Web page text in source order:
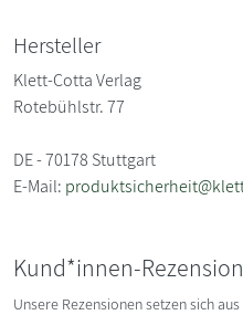
Hersteller
Klett-Cotta Verlag
Rotebühlstr. 77
DE - 70178 Stuttgart
E-Mail:
Kund*innen-
Unsere Rezensionen setzen sich